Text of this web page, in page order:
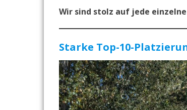
Wir sind stolz auf jede
Starke Top-10-